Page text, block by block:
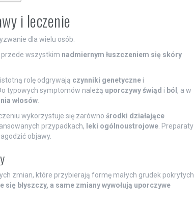
i leczenie
dla wielu osób.
wszystkim nadmiernym łuszczeniem się skóry
rolę odgrywają czynniki genetycznei
Do typowych symptomów należą uporczywy świąd i ból , a w
włosów.
wykorzystuje się zarówno środki działające
przypadkach, leki ogólnoustrojowe. Preparaty
objawy.
zmian, które przybierają formę małych grudek pokrytych
błyszczy, a same zmiany wywołują uporczywe